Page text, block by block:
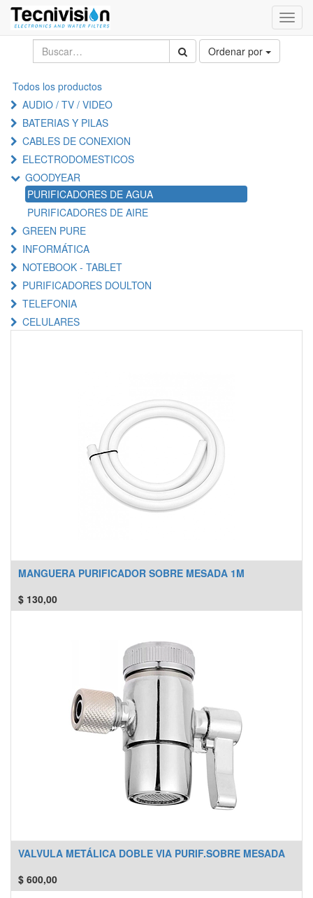
Ordenar por
Todos los productos
AUDIO / TV / VIDEO
BATERIAS Y PILAS
CABLES DE CONEXION
ELECTRODOMESTICOS
GOODYEAR
PURIFICADORES DE AGUA
PURIFICADORES DE AIRE
GREEN PURE
INFORMÁTICA
NOTEBOOK - TABLET
PURIFICADORES DOULTON
TELEFONIA
CELULARES
MANGUERA PURIFICADOR SOBRE MESADA 1M
$ 130,00
VALVULA METÁLICA DOBLE VIA PURIF.SOBRE MESADA
$ 600,00